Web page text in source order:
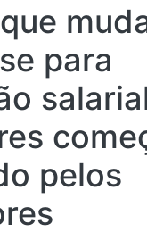
para
pelos